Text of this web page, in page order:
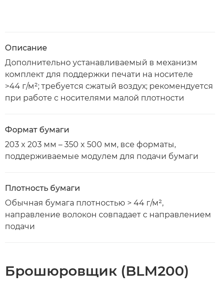
Описание
Дополнительно устанавливаемый в механизм
комплект для поддержки печати на носителе
>44 г/м²; требуется сжатый воздух; рекомендуется
при работе с носителями малой плотности
Формат бумаги
203 x 203 мм – 350 x 500 мм, все форматы,
поддерживаемые модулем для подачи бумаги
Плотность бумаги
Обычная бумага плотностью > 44 г/м²,
направление волокон совпадает с направлением
подачи
Брошюровщик (BLM200)